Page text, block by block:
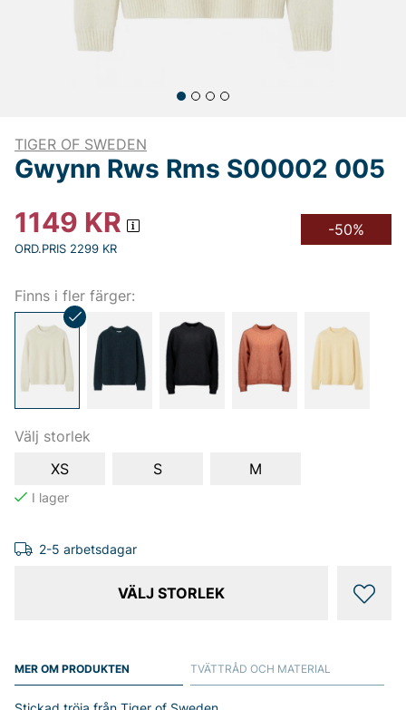
TIGER OF SWEDEN
Gwynn Rws Rms S00002 005
1149 KR
ORD.PRIS 2299 KR
-50%
Finns i fler färger:
Välj storlek
XS
S M
2-5 arbetsdagar
VÄLJ STORLEK
MER OM PRODUKTEN TVÄTTRÅD OCH MATERIAL